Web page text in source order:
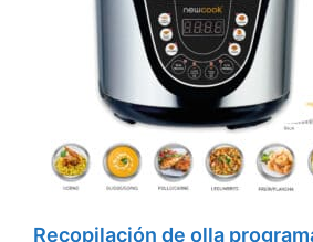
Recopilación de olla